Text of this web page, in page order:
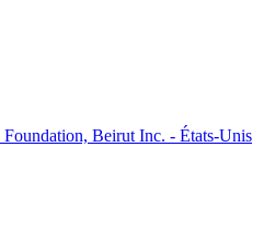
Beirut Inc. - États-Unis